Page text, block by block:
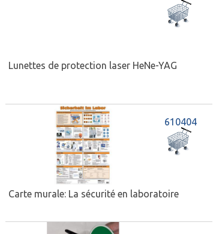
Lunettes de protection laser HeNe-YAG
610404
Carte murale: La sécurité en laboratoire